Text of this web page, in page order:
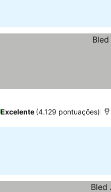
Excelente (4.129 pontuações)